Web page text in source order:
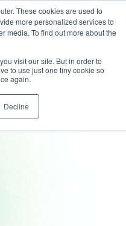
These cookies are used to
more personalized services to
media. To find out more about the
visit our site. But in order to
to use just one tiny cookie so
again.
Decline